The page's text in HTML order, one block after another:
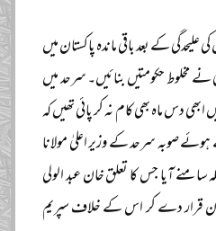
اور مشرقی پاکستان کی علیحدگی کے بعد باقی ماندہ پاکستان میں
نے مخلوط حکومتیں بنائیں۔ سرحد میں
دس ماہ بھی کام نہ کر پائی تھیں کہ
صوبہ سرحد کے وزیر اعلیٰ مولانا
سامنے آیا جس کا تعلق خان عبد الولی
قانون قرار دے کر اس کے خلاف سپریم